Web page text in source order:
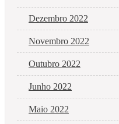
Dezembro 2022
Novembro 2022
Outubro 2022
Junho 2022
Maio 2022